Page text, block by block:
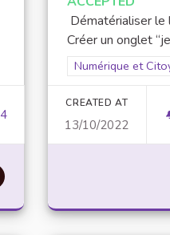
JEUNES DE
D'UN CONSEIL
Dématérialiser le
Créer un onglet
Filter results for
Numérique et
CREATED AT
13/10/2022